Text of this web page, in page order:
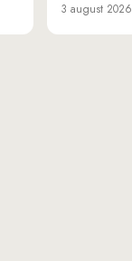
3 august 2026